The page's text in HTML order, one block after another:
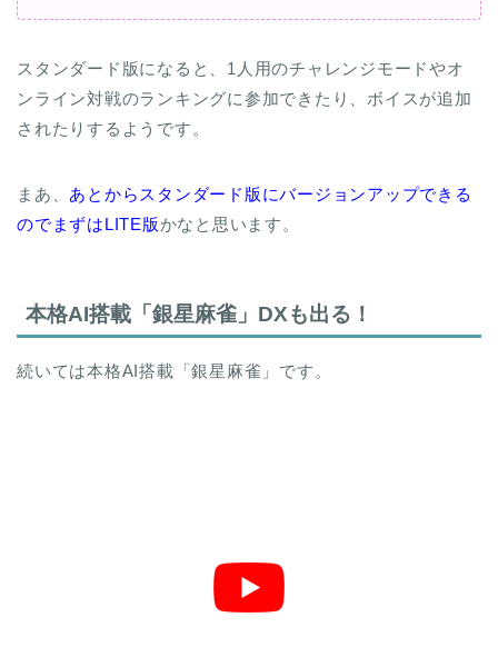
スタンダード版になると、1人用のチャレンジモードやオ
ンライン対戦のランキングに参加できたり、ボイスが追加
されたりするようです。
まあ、 あとからスタンダード版にバージョンアップできる
のでまずはLITE版かなと思います。
本格AI搭載「銀星麻雀」DXも出る！
続いては本格AI搭載「銀星麻雀」です。